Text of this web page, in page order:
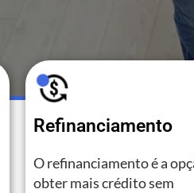
Refinanciamento
O refinanciamento é a
obter mais crédito sem